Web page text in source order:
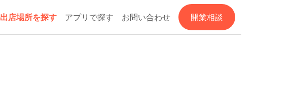
出店場所を探す アプリで探す お問い合わせ 開業相談